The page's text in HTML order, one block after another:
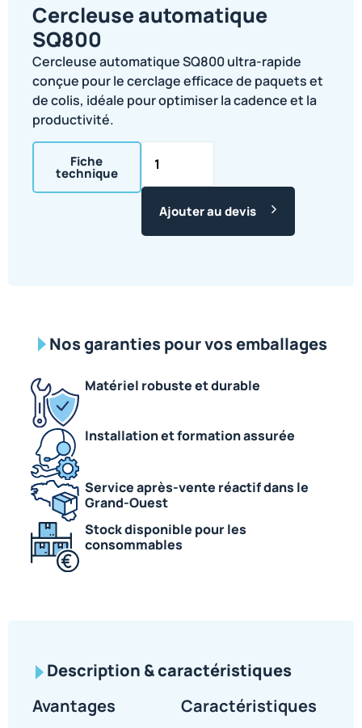
Cercleuse automatique
SQ800
Cercleuse automatique SQ800 ultra-rapide
conçue pour le cerclage efficace de paquets et
de colis, idéale pour optimiser la cadence et la
productivité.
Fiche
technique
Ajouter au devis
Nos garanties pour vos emballages
Matériel robuste et durable
Installation et formation assurée
Service après-vente réactif dans le
Grand-Ouest
Stock disponible pour les
consommables
Description & caractéristiques
Avantages
Caractéristiques